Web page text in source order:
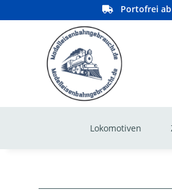
Portofrei
Lokomotiven